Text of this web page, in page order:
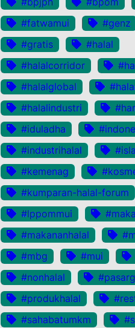
#fatwamui
#genz
#gratis
#halal
#halalcorridor
#halalglobal
#halalindustri
#iduladha
#industrihalal
#kemenag
#kumparan-halal-forum
#lppommui
#makananhalal
#mbg
#mui
#nonhalal
#produkhalal
#sahabatumkm